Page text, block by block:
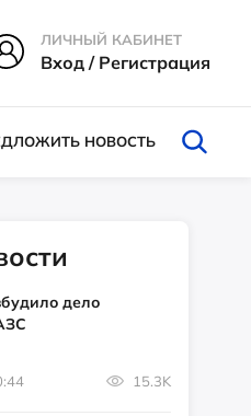
ЛИЧНЫЙ КАБИНЕТ
Вход / Регистрация
НОВОСТЬ
дело
15.3K